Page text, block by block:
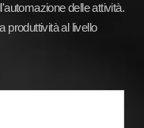
delle attività.
produttività al livello